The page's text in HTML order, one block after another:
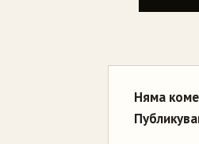
Няма